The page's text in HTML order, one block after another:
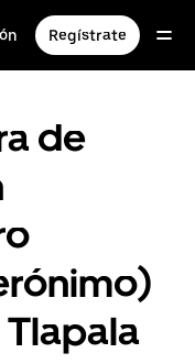
Regístrate
de